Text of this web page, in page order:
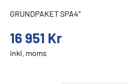
GRUNDPAKET SPA4″
16 951 Kr
inkl. moms